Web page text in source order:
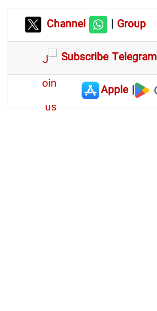
Channel |Group
Subscribe Telegram
|
Apple